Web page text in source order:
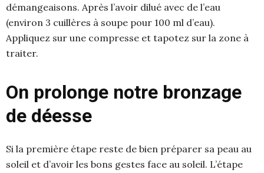
démangeaisons. Après l’avoir dilué avec de l’eau
(environ 3 cuillères à soupe pour 100 ml d’eau).
Appliquez sur une compresse et tapotez sur la zone à
traiter.
On prolonge notre bronzage
de déesse
Si la première étape reste de bien préparer sa peau au
soleil et d’avoir les bons gestes face au soleil. L’étape